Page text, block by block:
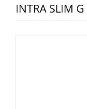
INTRA SLIM G